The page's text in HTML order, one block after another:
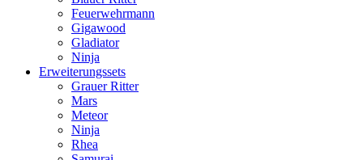
Feuerwehrmann
Gigawood
Gladiator
Ninja
Erweiterungssets
Grauer Ritter
Mars
Meteor
Ninja
Rhea